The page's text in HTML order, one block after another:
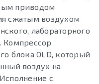
приводом
сжатым воздухом
лабораторного
Компрессор
блока OLD, который
воздух на
с